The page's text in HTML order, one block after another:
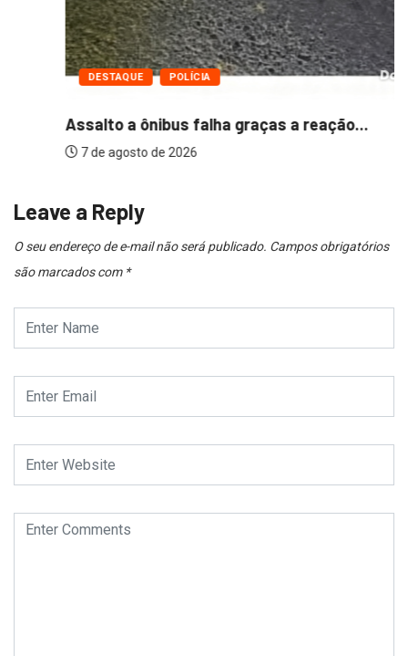
DESTAQUE POLÍCIA
Assalto a ônibus falha graças a reação...
7 de agosto de 2026
Leave a Reply
O seu endereço de e-mail não será publicado. Campos obrigatórios
são marcados com *